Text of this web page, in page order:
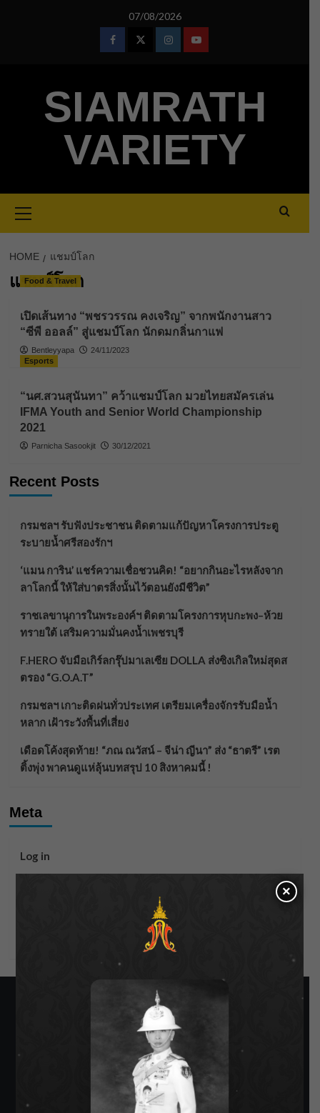
07/08/2026
FacebookTwitterInstagramYoutube
SIAMRATH
VARIETY
Menu
HOME แชมป์โลก
แชมป์โลก
Food & Travel
เปิดเส้นทาง “พชรวรรณ คงเจริญ” จากพนักงานสาว
“ซีพี ออลล์” สู่แชมป์โลก นักดมกลิ่นกาแฟ
Bentleyyapa
24/11/2023
Esports
“นศ.สวนสุนันทา” คว้าแชมป์โลก มวยไทยสมัครเล่น
IFMA Youth and Senior World Championship
2021
Parnicha Sasookjit 30/12/2021
Recent Posts
กรมชลฯ รับฟังประชาชน ติดตามแก้ปัญหาโครงการประตู
ระบายน้ำศรีสองรักฯ
‘แมน การิน’ แชร์ความเชื่อชวนคิด! “อยากกินอะไรหลังจาก
ลาโลกนี้ ให้ใส่บาตรสิ่งนั้นไว้ตอนยังมีชีวิต”
ราชเลขานุการในพระองค์ฯ ติดตามโครงการหุบกะพง–ห้วย
ทรายใต้ เสริมความมั่นคงน้ำเพชรบุรี
F.HERO จับมือเกิร์ลกรุ๊ปมาเลเซีย DOLLA ส่งซิงเกิลใหม่สุดส
ตรอง “G.O.A.T”
กรมชลฯ เกาะติดฝนทั่วประเทศ เตรียมเครื่องจักรรับมือน้ำ
หลาก เฝ้าระวังพื้นที่เสี่ยง
เดือดโค้งสุดท้าย! “ภณ ณวัสน์ – จีน่า ญีนา” ส่ง “ธาตรี” เรต
ติ้งพุ่ง พาคนดูแห่ลุ้นบทสรุป 10 สิงหาคมนี้ !
Meta
Log in
×